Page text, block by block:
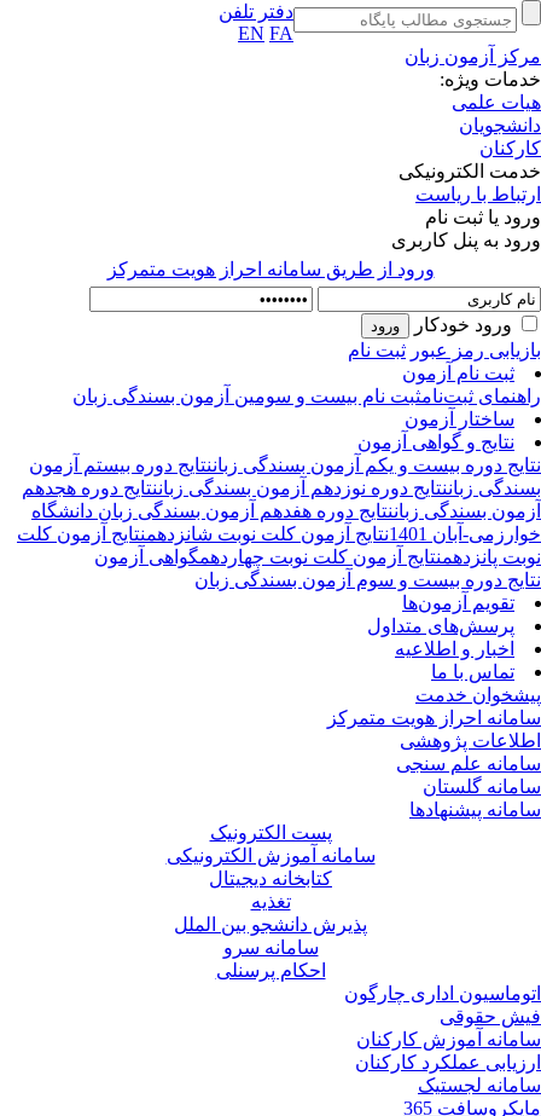
دفتر تلفن
EN FA
آزمون زبان
ویژه:
علمی
الکترونیکی
با ریاست
یا ثبت نام
به پنل کاربری
ورود از طريق سامانه احراز هويت متمركز
ورود خودکار
رمز عبور ثبت نام
ثبت نام آزمون
ثبت‌نامثبت نام بیست و سومین آزمون بسندگی زبان
ساختار آزمون
نتایج و گواهی آزمون
دوره بیست و یکم آزمون بسندگی زباننتایج دوره بیستم آزمون
زباننتایج دوره نوزدهم آزمون بسندگی زباننتایج دوره هجدهم
بسندگی زباننتایج دوره هفدهم آزمون بسندگی زبان دانشگاه
آبان 1401
نتایج آزمون کلت نوبت شانزدهمنتایج آزمون کلت
پانزدهمنتایج آزمون کلت نوبت چهاردهمگواهی آزمون
دوره بیست و سوم آزمون بسندگی زبان
تقویم آزمون‌ها
پرسش‌های متداول
اخبار و اطلاعیه
تماس با ما
خدمت
احراز هویت متمرکز
پژوهشی
علم سنجی
گلستان
پیشنهادها
پست الکترونیک
سامانه آموزش الکترونیکی
کتابخانه دیجیتال
تغذیه
پذیرش دانشجو بین الملل
سامانه سرو
احکام پرسنلی
اداری چارگون
حقوقی
آموزش کارکنان
عملکرد کارکنان
لجستیک
365